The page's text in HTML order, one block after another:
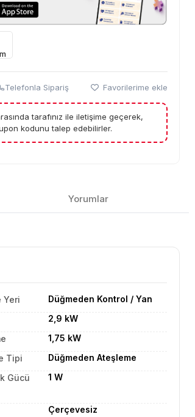
Telefonla Sipariş Favorilerime ekle
tarafınız ile iletişime geçerek,
kodunu talep edebilirler.
Yorumlar
Yeri
Düğmeden Kontrol / Yan
2,9 kW
1,75 kW
Tipi
Düğmeden Ateşleme
Gücü
1 W
Çerçevesiz